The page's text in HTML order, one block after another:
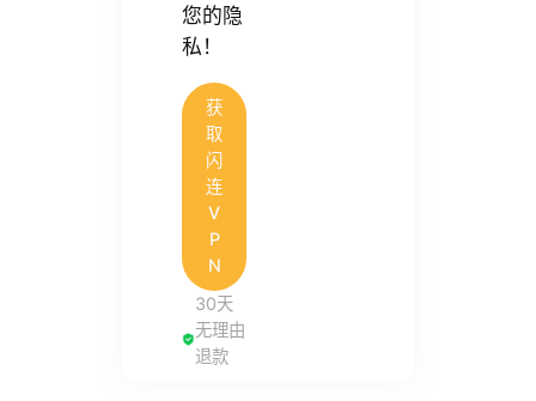
您的隐
私！
获
取
闪
连
V
P
N
30天
无理由
退款